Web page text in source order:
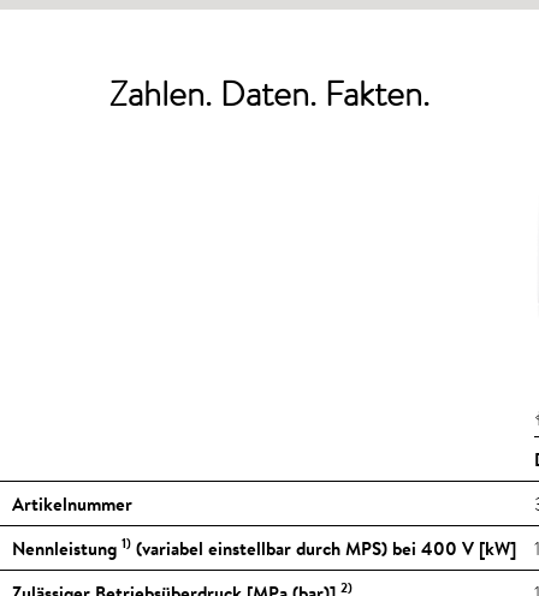
Zahlen. Daten. Fakten.
Artikelnummer
Nennleistung 1) (variabel einstellbar durch MPS) bei 400 V [kW]
2)